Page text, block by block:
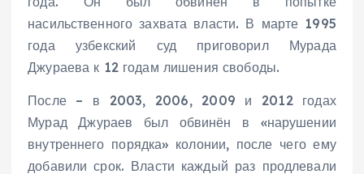
насильственного захвата власти. В марте 1995
года узбекский суд приговорил Мурада
Джураева к 12 годам лишения свободы.
После – в 2003, 2006, 2009 и 2012 годах
Мурад Джураев был обвинён в «нарушении
внутреннего порядка» колонии, после чего ему
добавили срок. Власти каждый раз продлевали